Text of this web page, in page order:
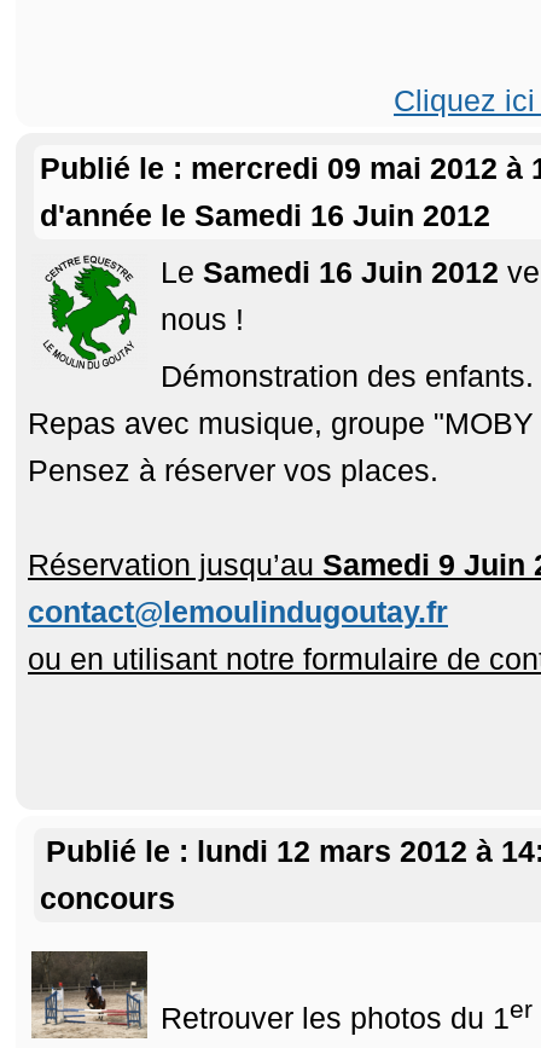
Cliquez
Publié le : mercredi 09 mai 2012 à
d'année le Samedi 16 Juin 2012
Le Samedi 16 Juin 2012
nous !
Démonstration des enfants.
Repas avec musique, groupe
Pensez à réserver vos places.
Réservation jusqu’au Samedi 9 Juin
contact@lemoulindugoutay.fr
ou en utilisant notre formulaire de
Publié le : lundi 12 mars 2012 à
concours
Retrouver les photos du 1er